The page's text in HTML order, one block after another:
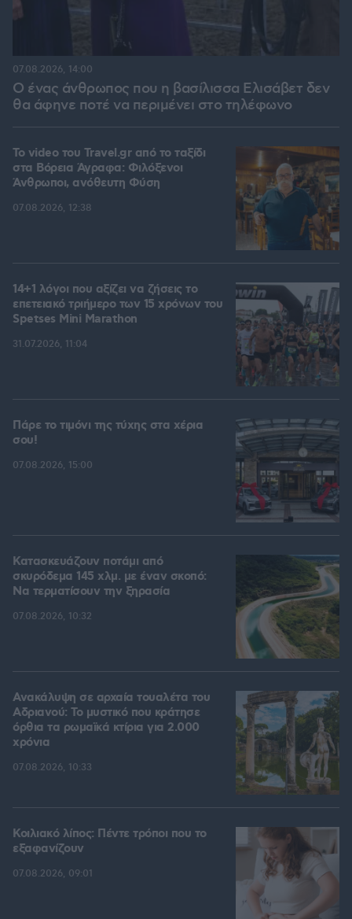
Ο ένας άνθρωπος που η βασίλισσα Ελισάβετ δεν
θα άφηνε ποτέ να περιμένει στο τηλέφωνο
07.08.2026, 14:00
To video του Travel.gr από το ταξίδι
στα Βόρεια Άγραφα: Φιλόξενοι
Άνθρωποι, ανόθευτη Φύση
07.08.2026, 12:38
14+1 λόγοι που αξίζει να ζήσεις το
επετειακό τριήμερο των 15 χρόνων του
Spetses Mini Marathon
31.07.2026, 11:04
Πάρε το τιμόνι της τύχης στα χέρια
σου!
07.08.2026, 15:00
Κατασκευάζουν ποτάμι από
σκυρόδεμα 145 χλμ. με έναν σκοπό:
Να τερματίσουν την ξηρασία
07.08.2026, 10:32
Ανακάλυψη σε αρχαία τουαλέτα του
Αδριανού: Το μυστικό που κράτησε
όρθια τα ρωμαϊκά κτίρια για 2.000
χρόνια
07.08.2026, 10:33
Κοιλιακό λίπος: Πέντε τρόποι που το
εξαφανίζουν
07.08.2026, 09:01